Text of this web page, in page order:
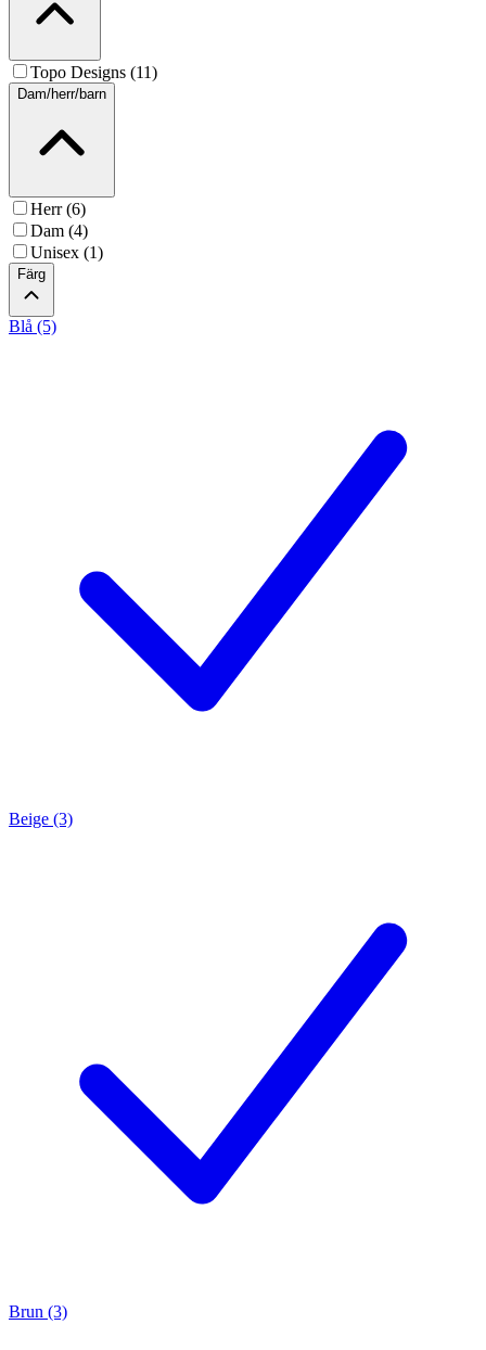
Topo Designs (11)
Dam/herr/barn
Herr (6)
Dam (4)
Unisex (1)
Färg
Blå (5)
Beige (3)
Brun (3)